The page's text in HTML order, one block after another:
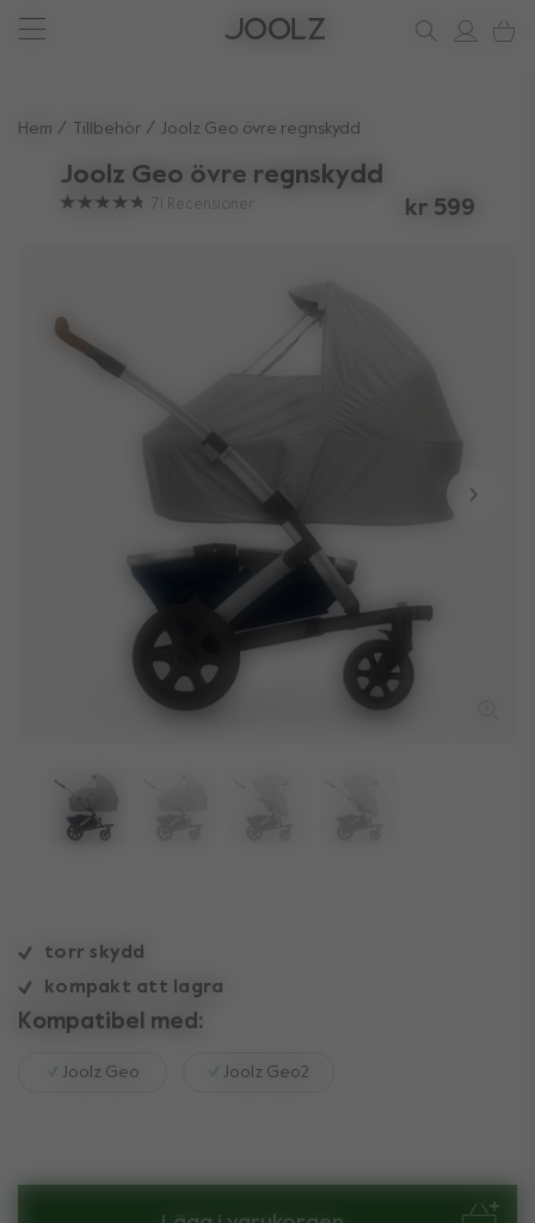
Nytt: den Joolz Aer²
Behöver du hjälp?
ditt stödhörn
Hem Tillbehör Joolz Geo övre regnskydd
Joolz Geo övre regnskydd
71 Recensioner kr 599
torr skydd
kompakt att lagra
Kompatibel med:
Joolz Geo Joolz Geo2